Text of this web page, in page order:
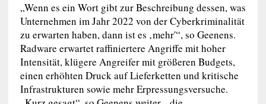
„Wenn es ein Wort gibt zur Beschreibung dessen, was
Unternehmen im Jahr 2022 von der Cyberkriminalität
zu erwarten haben, dann ist es ‚mehr'“, so Geenens.
Radware erwartet raffiniertere Angriffe mit hoher
Intensität, klügere Angreifer mit größeren Budgets,
einen erhöhten Druck auf Lieferketten und kritische
Infrastrukturen sowie mehr Erpressungsversuche.